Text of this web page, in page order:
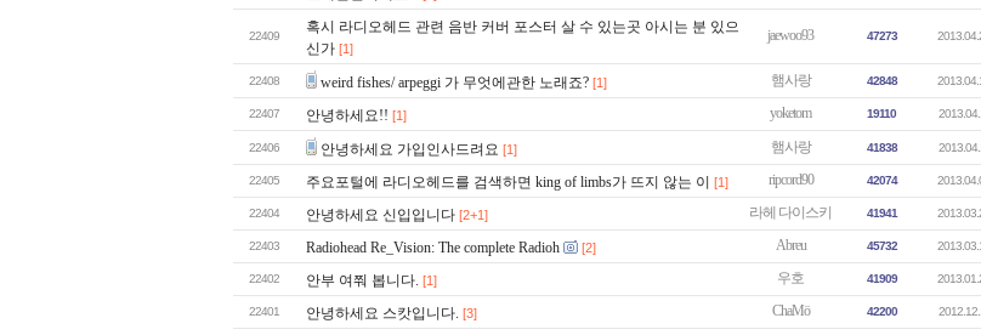
22409
혹시 라디오헤드 관련 음반 커버 포스터 살 수 있는곳 아시는 분 있으
신가 [1]
jaewoo93 47273
22408 weird fishes/ arpeggi 가 무엇에관한 노래죠? [1] 햄사랑 42848
22407 안녕하세요!! [1] yoketom 19110
22406 안녕하세요 가입인사드려요 [1] 햄사랑 41838
22405 주요포털에 라디오헤드를 검색하면 king of limbs가 뜨지 않는 이 [1] ripcord90 42074
22404 안녕하세요 신입입니다 [2+1] 라헤 다이스키 41941
22403 Radiohead Re_Vision: The complete Radioh [2] Abreu 45732
22402 안부 여쭤 봅니다. [1] 우호 41909
22401 안녕하세요 스캇입니다. [3] ChaMö 42200